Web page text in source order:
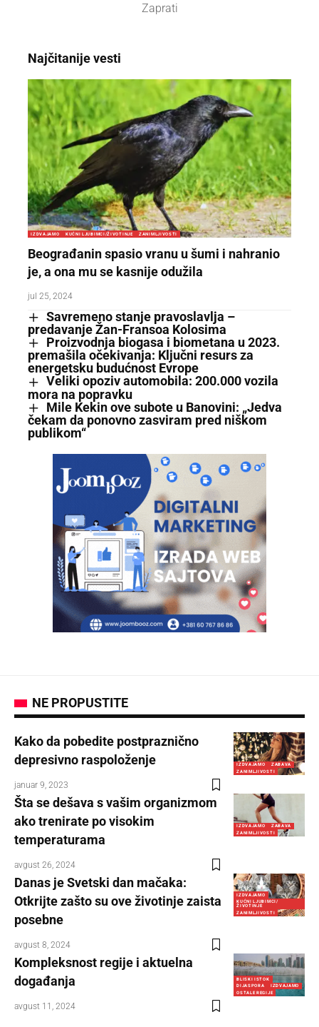
Zaprati
Najčitanije vesti
IZDVAJAMO KUĆNI LJUBIMCI/ŽIVOTINJE ZANIMLJIVOSTI
Beograđanin spasio vranu u šumi i nahranio
je, a ona mu se kasnije odužila
jul 25, 2024
Savremeno stanje pravoslavlja –
predavanje Žan-Fransoa Kolosima
Proizvodnja biogasa i biometana u 2023.
premašila očekivanja: Ključni resurs za
energetsku budućnost Evrope
Veliki opoziv automobila: 200.000 vozila
mora na popravku
Mile Kekin ove subote u Banovini: „Jedva
čekam da ponovno zasviram pred niškom
publikom“
NE PROPUSTITE
IZDVAJAMO
ZABAVA
ZANIMLJIVOSTI
Kako da pobedite postpraznično
depresivno raspoloženje
januar 9, 2023
IZDVAJAMO
ZABAVA
ZANIMLJIVOSTI
Šta se dešava s vašim organizmom
ako trenirate po visokim
temperaturama
avgust 26, 2024
IZDVAJAMO
KUĆNI LJUBIMCI/
ŽIVOTINJE
ZANIMLJIVOSTI
Danas je Svetski dan mačaka:
Otkrijte zašto su ove životinje zaista
posebne
avgust 8, 2024
BLISKI ISTOK
DIJASPORA
IZDVAJAMO
OSTALE REGIJE
Kompleksnost regije i aktuelna
događanja
avgust 11, 2024